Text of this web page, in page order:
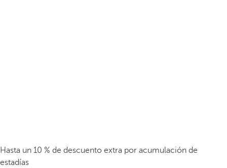
Hasta un 10 % de descuento extra por acumulación de
estadías